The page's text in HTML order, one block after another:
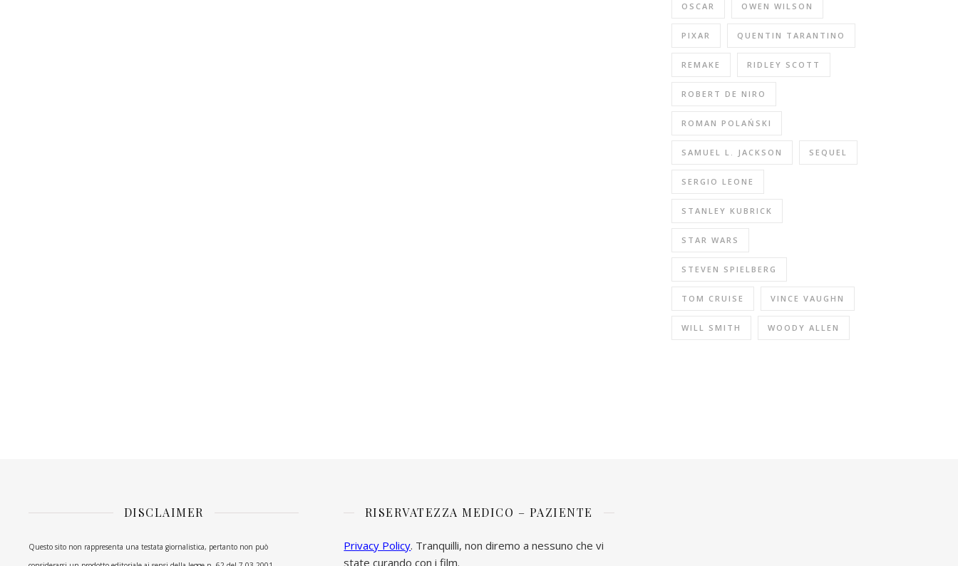
OSCAR OWEN WILSON
PIXAR QUENTIN TARANTINO
REMAKE RIDLEY SCOTT
ROBERT DE NIRO
ROMAN POLAŃSKI
SAMUEL L. JACKSON SEQUEL
SERGIO LEONE
STANLEY KUBRICK
STAR WARS
STEVEN SPIELBERG
TOM CRUISE VINCE VAUGHN
WILL SMITH WOODY ALLEN
DISCLAIMER
Questo sito non rappresenta una testata giornalistica, pertanto non può
RISERVATEZZA MEDICO – PAZIENTE
Privacy Policy. Tranquilli, non diremo a nessuno che vi
state curando con i film.